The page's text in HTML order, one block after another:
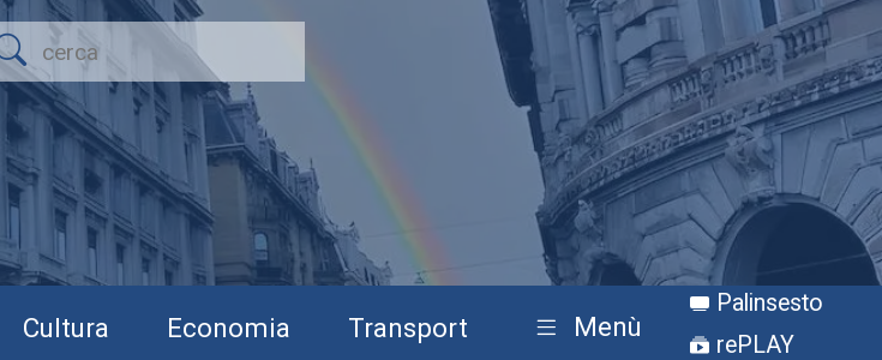
Cultura Economia Transport Menù
Palinsesto
rePLAY